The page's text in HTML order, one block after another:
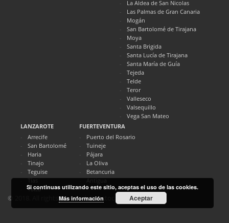
La Aldea de San Nicolas
Las Palmas de Gran Canaria
Mogán
San Bartolomé de Tirajana
Moya
Santa Brigida
Santa Lucía de Tirajana
Santa María de Guía
Tejeda
Telde
Teror
Valleseco
Valsequillo
Vega San Mateo
LANZAROTE
Arrecife
San Bartolomé
Haria
Tinajo
Teguise
Tías
Yaiza
FUERTEVENTURA
Puerto del Rosario
Tuineje
Pájara
La Oliva
Betancuria
Antigua
© 2018. All rights reserved. Directocanarias.com
Si continuas utilizando este sitio, aceptas el uso de las cookies.
Más información
Aceptar